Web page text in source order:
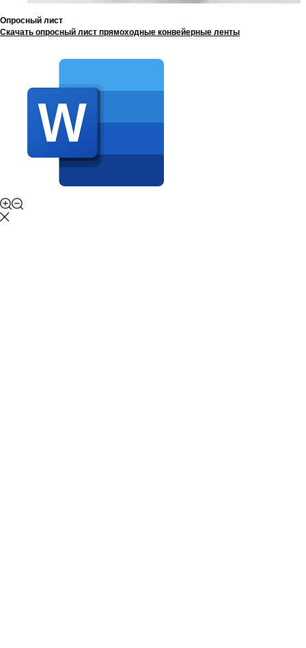
Опросный лист
Скачать опросный лист прямоходные конвейерные ленты